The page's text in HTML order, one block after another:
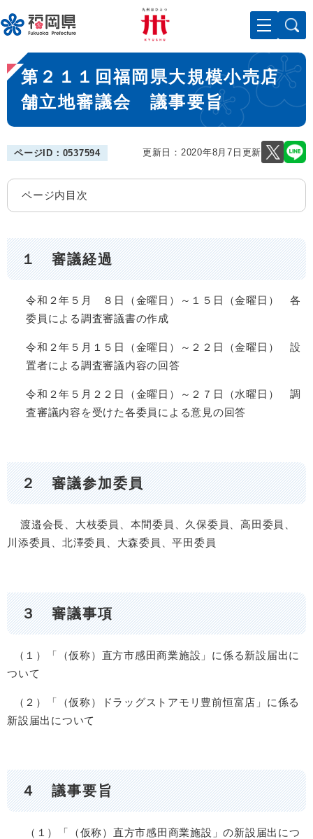
ー
ジ
先
頭
。
メニューを飛ばして本文へ
本
文
第２１１回福岡県大規模小売店
舗立地審議会 議事要旨
ページID：0537594 更新日：2020年8月7日更新
ページ内目次
１ 審議経過
令和２年５月 ８日（金曜日）～１５日（金曜日） 各
委員による調査審議書の作成
令和２年５月１５日（金曜日）～２２日（金曜日） 設
置者による調査審議内容の回答
令和２年５月２２日（金曜日）～２７日（水曜日） 調
査審議内容を受けた各委員による意見の回答
２ 審議参加委員
渡邉会長、大枝委員、本間委員、久保委員、高田委員、
川添委員、北澤委員、大森委員、平田委員
３ 審議事項
（１）「（仮称）直方市感田商業施設」に係る新設届出に
ついて
（２）「（仮称）ドラッグストアモリ豊前恒富店」に係る
新設届出について
４ 議事要旨
（１）「（仮称）直方市感田商業施設」の新設届出につ